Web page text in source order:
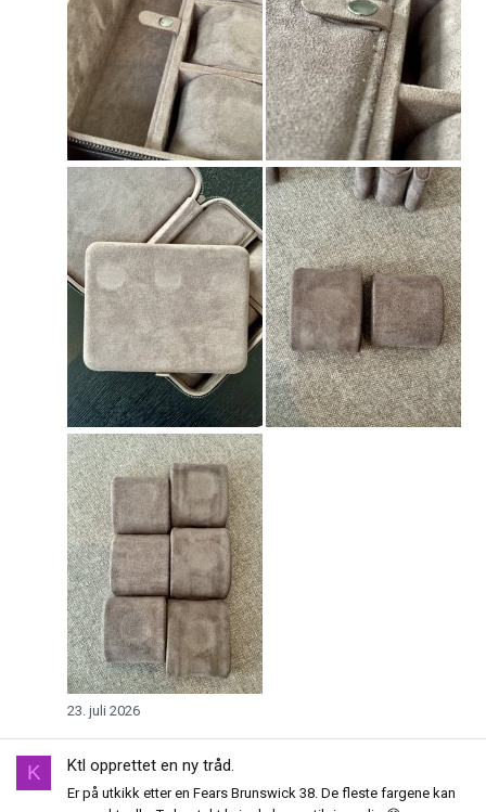
23. juli 2026
K Ktl opprettet en ny tråd.
Er på utkikk etter en Fears Brunswick 38. De fleste fargene kan